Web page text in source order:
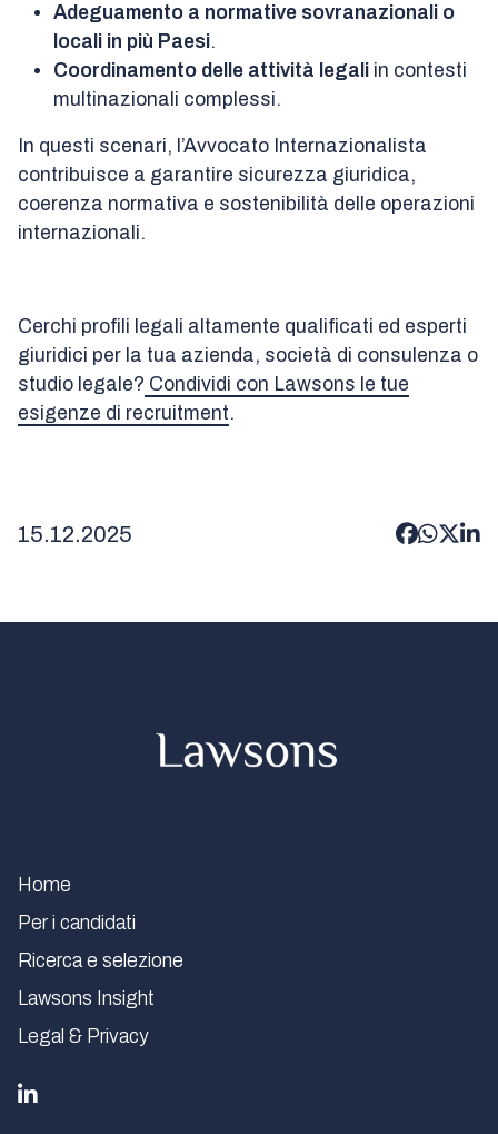
Adeguamento a normative sovranazionali o
locali in più Paesi.
Coordinamento delle attività legali in contesti
multinazionali complessi.
In questi scenari, l’Avvocato Internazionalista
contribuisce a garantire sicurezza giuridica,
coerenza normativa e sostenibilità delle operazioni
internazionali.
Cerchi profili legali altamente qualificati ed esperti
giuridici per la tua azienda, società di consulenza o
studio legale? Condividi con Lawsons le tue
esigenze di recruitment.
15.12.2025
Home
Per i candidati
Ricerca e selezione
Lawsons Insight
Legal & Privacy